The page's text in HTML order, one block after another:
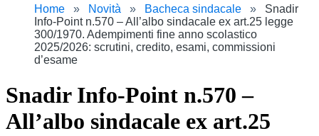
Home Novità Bacheca sindacale
Snadir
Info-Point n.570 – All’albo sindacale ex art.25 legge
300/1970. Adempimenti fine anno scolastico
2025/2026: scrutini, credito, esami, commissioni
d’esame
Snadir Info-Point n.570 –
All’albo sindacale ex art.25